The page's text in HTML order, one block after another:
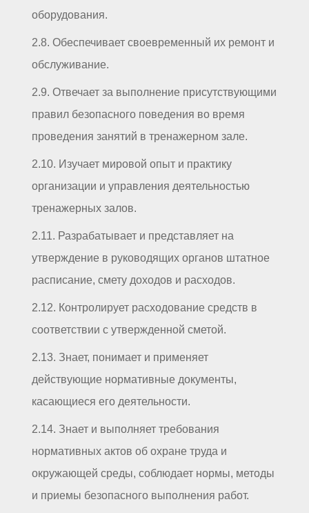
оборудования.
2.8. Обеспечивает своевременный их ремонт и
обслуживание.
2.9. Отвечает за выполнение присутствующими
правил безопасного поведения во время
проведения занятий в тренажерном зале.
2.10. Изучает мировой опыт и практику
организации и управления деятельностью
тренажерных залов.
2.11. Разрабатывает и представляет на
утверждение в руководящих органов штатное
расписание, смету доходов и расходов.
2.12. Контролирует расходование средств в
соответствии с утвержденной сметой.
2.13. Знает, понимает и применяет
действующие нормативные документы,
касающиеся его деятельности.
2.14. Знает и выполняет требования
нормативных актов об охране труда и
окружающей среды, соблюдает нормы, методы
и приемы безопасного выполнения работ.